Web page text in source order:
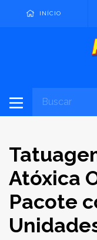
INÍCIO
Atóxica
Pacote